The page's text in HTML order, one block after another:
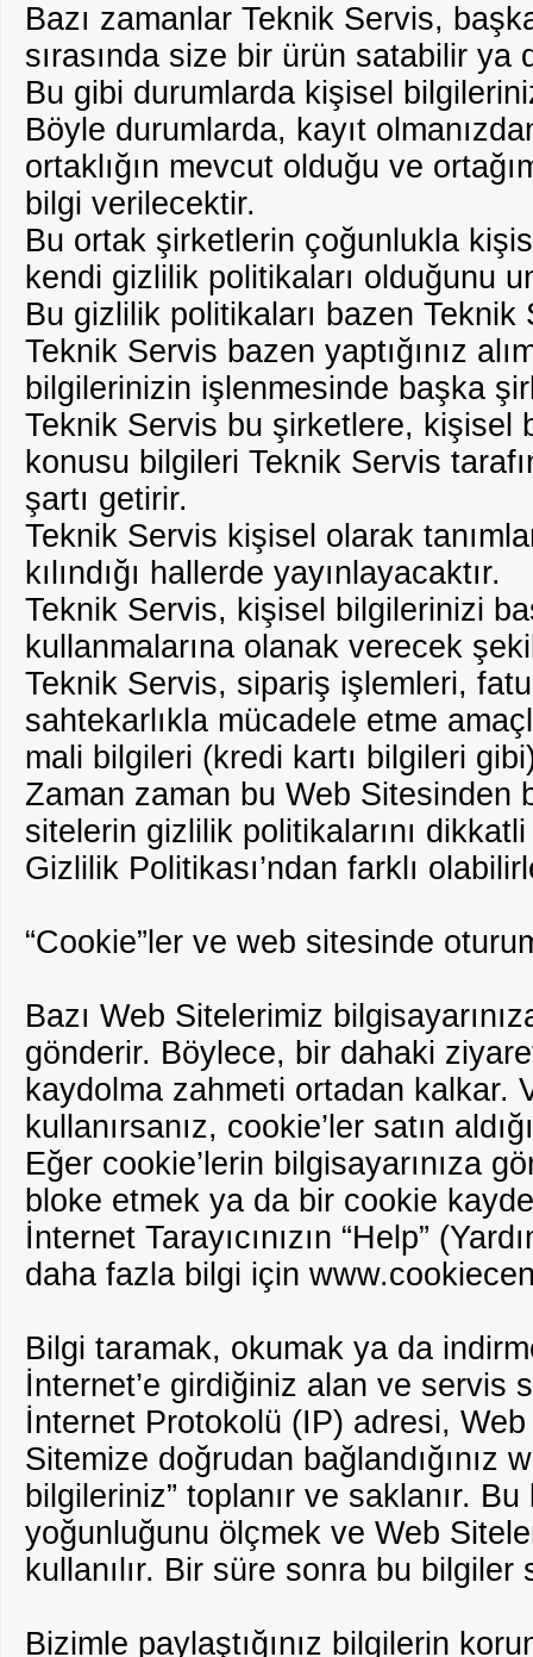
Bazı zamanlar Teknik Servis,
sırasında size bir ürün satabilir ya
Bu gibi durumlarda kişisel
Böyle durumlarda, kayıt
ortaklığın mevcut olduğu ve
bilgi verilecektir.
Bu ortak şirketlerin çoğunlukla
kendi gizlilik politikaları olduğunu
Bu gizlilik politikaları bazen Teknik
Teknik Servis bazen yaptığınız
bilgilerinizin işlenmesinde başka
Teknik Servis bu şirketlere, kişisel
konusu bilgileri Teknik Servis
şartı getirir.
Teknik Servis kişisel olarak
kılındığı hallerde yayınlayacaktır.
Teknik Servis, kişisel bilgilerinizi
kullanmalarına olanak verecek
Teknik Servis, sipariş işlemleri,
sahtekarlıkla mücadele etme
mali bilgileri (kredi kartı bilgileri
Zaman zaman bu Web Sitesinden
sitelerin gizlilik politikalarını
Gizlilik Politikası’ndan farklı
“Cookie”ler ve web sitesinde
Bazı Web Sitelerimiz
gönderir. Böylece, bir dahaki
kaydolma zahmeti ortadan kalkar.
kullanırsanız, cookie’ler satın
Eğer cookie’lerin bilgisayarınıza
bloke etmek ya da bir cookie
İnternet Tarayıcınızın “Help”
daha fazla bilgi için
Bilgi taramak, okumak ya da
İnternet’e girdiğiniz alan ve servis
İnternet Protokolü (IP) adresi,
Sitemize doğrudan bağlandığınız
bilgileriniz” toplanır ve saklanır.
yoğunluğunu ölçmek ve Web
kullanılır. Bir süre sonra bu bilgiler
Bizimle paylaştığınız bilgilerin